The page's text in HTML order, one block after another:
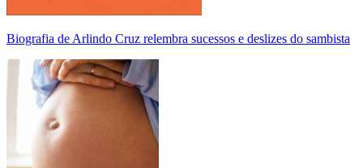
Biografia de Arlindo Cruz relembra sucessos e deslizes do sambista